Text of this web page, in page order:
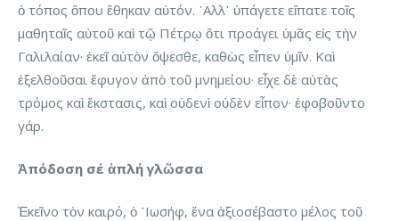
ὁ τόπος ὅπου ἔθηκαν αὐτόν. ᾿Αλλ᾿ ὑπάγετε εἴπατε τοῖς
μαθηταῖς αὐτοῦ καὶ τῷ Πέτρῳ ὅτι προάγει ὑμᾶς εἰς τὴν
Γαλιλαίαν· ἐκεῖ αὐτὸν ὄψεσθε, καθὼς εἶπεν ὑμῖν. Καὶ
ἐξελθοῦσαι ἔφυγον ἀπὸ τοῦ μνημείου· εἶχε δὲ αὐτὰς
τρόμος καὶ ἔκστασις, καὶ οὐδενὶ οὐδὲν εἶπον· ἐφοβοῦντο
γάρ.
Ἀπόδοση σέ ἁπλή γλῶσσα
Ἐκεῖνο τὸν καιρό, ὁ ᾿Ιωσήφ, ἕνα ἀξιοσέβαστο μέλος τοῦ